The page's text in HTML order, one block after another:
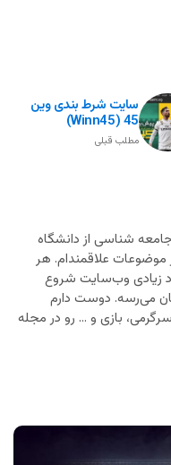
سایت شرط بندی وین
45 (winn45)
مطلب قبلی
شناسی از دانشگاه
علاقمندام. هر
زیادی وب‌سایت شروع
می‌رسه. دوست دارم
بازی و ... رو در مجله